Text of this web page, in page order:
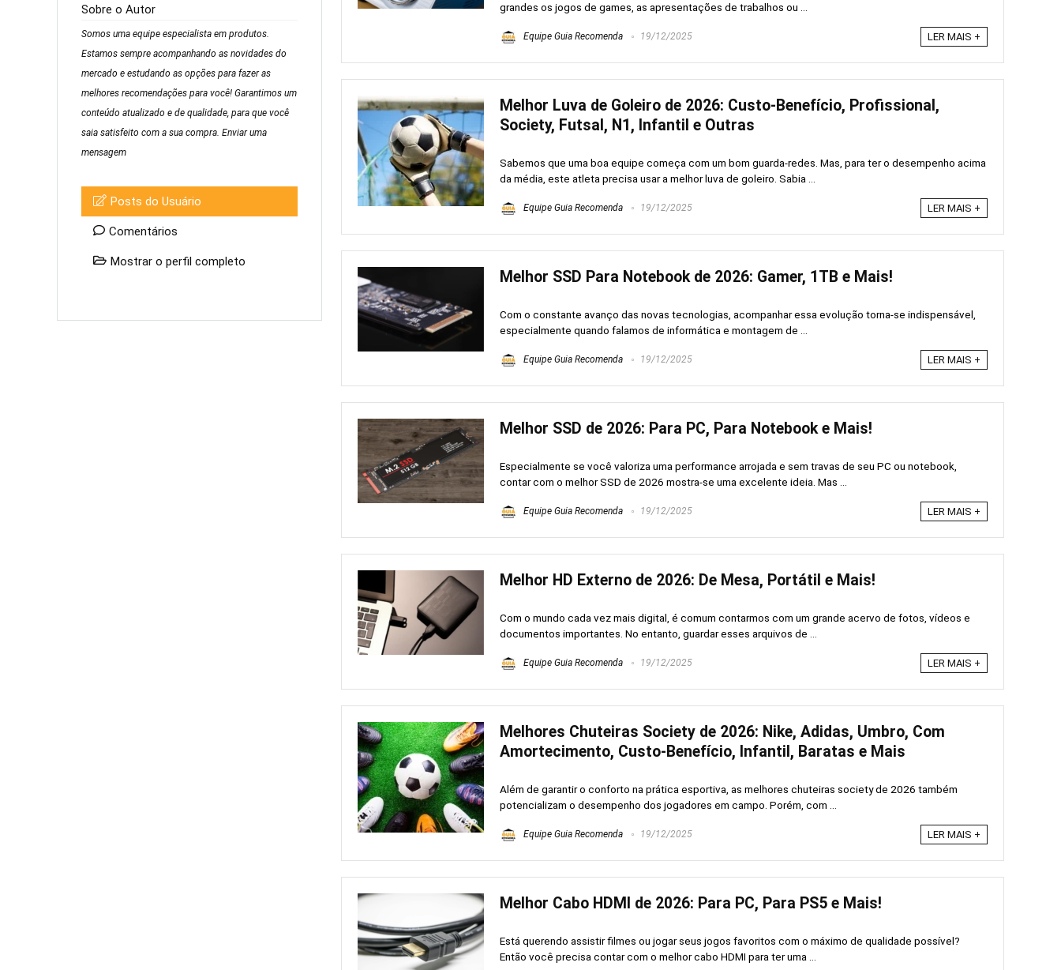
Sobre o Autor
Somos uma equipe especialista em produtos.
Estamos sempre acompanhando as novidades do
mercado e estudando as opções para fazer as
melhores recomendações para você! Garantimos um
conteúdo atualizado e de qualidade, para que você
saia satisfeito com a sua compra. Enviar uma
mensagem
Posts do Usuário
Comentários
Mostrar o perfil completo
grandes os jogos de games, as apresentações de trabalhos ou ...
Equipe Guia Recomenda 19/12/2025 LER MAIS +
Melhor Luva de Goleiro de 2026: Custo-Benefício, Profissional,
Society, Futsal, N1, Infantil e Outras
Sabemos que uma boa equipe começa com um bom guarda-redes. Mas, para ter o desempenho acima
da média, este atleta precisa usar a melhor luva de goleiro. Sabia ...
Equipe Guia Recomenda 19/12/2025 LER MAIS +
Melhor SSD Para Notebook de 2026: Gamer, 1TB e Mais!
Com o constante avanço das novas tecnologias, acompanhar essa evolução torna-se indispensável,
especialmente quando falamos de informática e montagem de ...
Equipe Guia Recomenda 19/12/2025 LER MAIS +
Melhor SSD de 2026: Para PC, Para Notebook e Mais!
Especialmente se você valoriza uma performance arrojada e sem travas de seu PC ou notebook,
contar com o melhor SSD de 2026 mostra-se uma excelente ideia. Mas ...
Equipe Guia Recomenda 19/12/2025 LER MAIS +
Melhor HD Externo de 2026: De Mesa, Portátil e Mais!
Com o mundo cada vez mais digital, é comum contarmos com um grande acervo de fotos, vídeos e
documentos importantes. No entanto, guardar esses arquivos de ...
Equipe Guia Recomenda 19/12/2025 LER MAIS +
Melhores Chuteiras Society de 2026: Nike, Adidas, Umbro, Com
Amortecimento, Custo-Benefício, Infantil, Baratas e Mais
Além de garantir o conforto na prática esportiva, as melhores chuteiras society de 2026 também
potencializam o desempenho dos jogadores em campo. Porém, com ...
Equipe Guia Recomenda 19/12/2025 LER MAIS +
Melhor Cabo HDMI de 2026: Para PC, Para PS5 e Mais!
Está querendo assistir filmes ou jogar seus jogos favoritos com o máximo de qualidade possível?
Então você precisa contar com o melhor cabo HDMI para ter uma ...